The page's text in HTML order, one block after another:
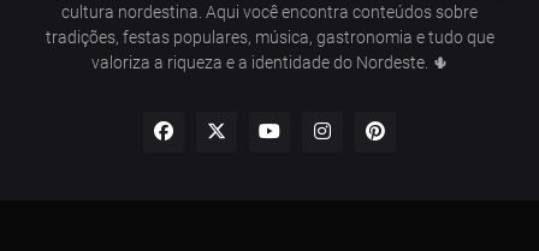
cultura nordestina. Aqui você encontra conteúdos sobre
tradições, festas populares, música, gastronomia e tudo que
valoriza a riqueza e a identidade do Nordeste. 🌵